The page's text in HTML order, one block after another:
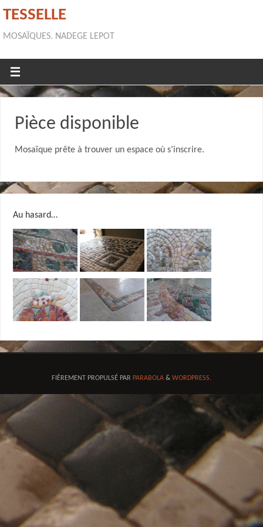
TESSELLE
MOSAÏQUES. NADEGE LEPOT
Pièce disponible
Mosaïque prête à trouver un espace où s’inscrire.
Au hasard…
FIÈREMENT PROPULSÉ PAR PARABOLA & WORDPRESS.